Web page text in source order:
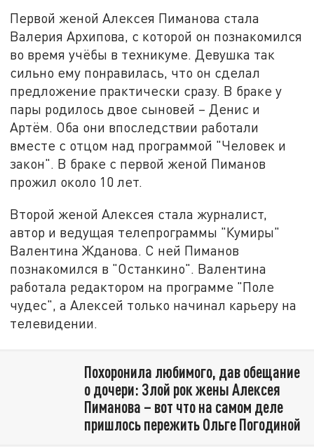
Первой женой Алексея Пиманова стала
Валерия Архипова, с которой он познакомился
во время учёбы в техникуме. Девушка так
сильно ему понравилась, что он сделал
предложение практически сразу. В браке у
пары родилось двое сыновей – Денис и
Артём. Оба они впоследствии работали
вместе с отцом над программой "Человек и
закон". В браке с первой женой Пиманов
прожил около 10 лет.
Второй женой Алексея стала журналист,
автор и ведущая телепрограммы "Кумиры"
Валентина Жданова. С ней Пиманов
познакомился в "Останкино". Валентина
работала редактором на программе "Поле
чудес", а Алексей только начинал карьеру на
телевидении.
Похоронила любимого, дав обещание
о дочери: Злой рок жены Алексея
Пиманова – вот что на самом деле
пришлось пережить Ольге Погодиной